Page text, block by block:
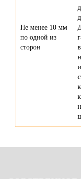
Не менее 10 мм
по одной из
сторон